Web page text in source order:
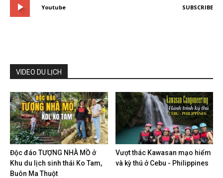
Youtube SUBSCRIBE
VIDEO DU LỊCH
Độc đáo TƯỢNG NHÀ MỒ ở
Khu du lịch sinh thái Ko Tam,
Buôn Ma Thuột
Vượt thác Kawasan mạo hiểm
và kỳ thú ở Cebu - Philippines